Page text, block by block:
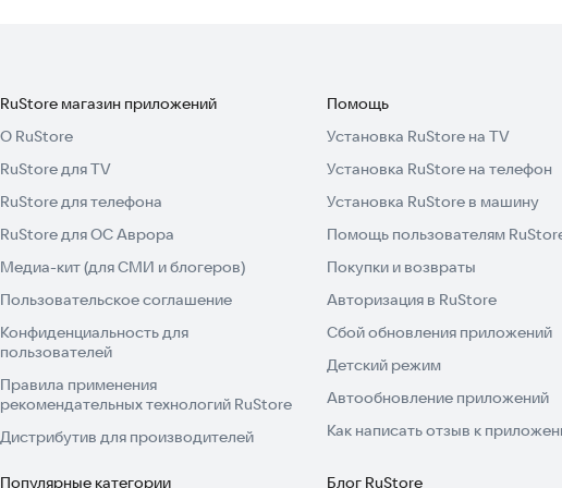
RuStore магазин приложений
О RuStore
RuStore для TV
RuStore для телефона
RuStore для ОС Аврора
Медиа-кит (для СМИ и блогеров)
Пользовательское соглашение
Конфиденциальность для
пользователей
Правила применения
рекомендательных технологий RuStore
Дистрибутив для производителей
Помощь
Установка RuStore на TV
Установка RuStore на телефон
Установка RuStore в машину
Помощь пользователям
Покупки и возвраты
Авторизация в RuStore
Сбой обновления приложений
Детский режим
Автообновление приложений
Как написать отзыв к
Популярные категории Блог RuStore